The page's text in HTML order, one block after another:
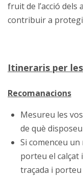
fruit de l’acció
contribuir a
Itineraris per
Recomanacions
Mesureu les
de què
Si comenceu
porteu el calçat
traçada i porteu